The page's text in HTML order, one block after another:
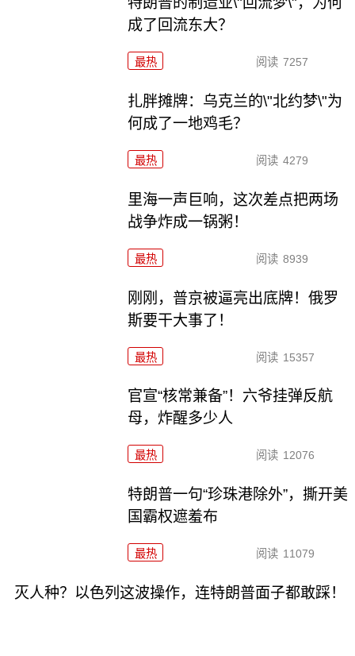
成了回流东大？
最热 阅读 7257
扎胖摊牌：乌克兰的\"北约梦\"为
何成了一地鸡毛？
最热 阅读 4279
里海一声巨响，这次差点把两场
战争炸成一锅粥！
最热 阅读 8939
刚刚，普京被逼亮出底牌！俄罗
斯要干大事了！
最热 阅读 15357
官宣“核常兼备”！六爷挂弹反航
母，炸醒多少人
最热 阅读 12076
特朗普一句“珍珠港除外”，撕开美
国霸权遮羞布
最热 阅读 11079
灭人种？以色列这波操作，连特朗普面子都敢踩！